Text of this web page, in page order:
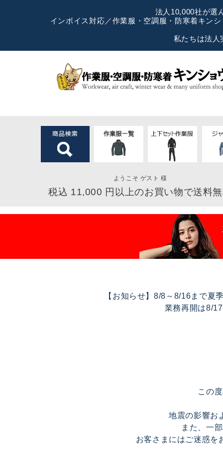
法人10,000社が選
インボイス対応／作業服・空調服・防寒着キン
私たちは法人
ようこそ ゲスト 様
税込 11,000 円以上のお買い物で送料
【お知らせ】8/8～8/16まで夏
業務再開は8/
この
地震の影響お
また、一
お客さまにはご迷惑を